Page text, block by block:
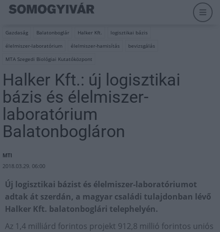
Gazdaság Balatonboglár Halker Kft.
logisztikai bázis
élelmiszer-laboratórium
élelmiszer-hamisítás
bevizsgálás
MTA Szegedi Biológiai Kutatóközpont
Halker Kft.: új logisztikai
bázis és élelmiszer-
laboratórium
Balatonbogláron
MTI
2018.03.29. 06:00
Új logisztikai bázist és élelmiszer-laboratóriumot
adtak át szerdán, a magyar családi tulajdonban lévő
Halker Kft. balatonboglári telephelyén.
Az 1,4 milliárd forintos projekt 912,8 millió forintos uniós